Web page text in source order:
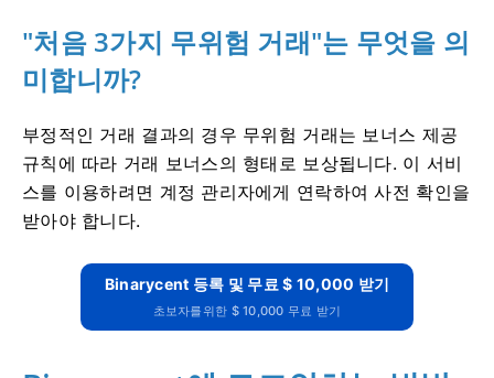
"처음 3가지 무위험 거래"는 무엇을 의
미합니까?
부정적인 거래 결과의 경우 무위험 거래는 보너스 제공
규칙에 따라 거래 보너스의 형태로 보상됩니다. 이 서비
스를 이용하려면 계정 관리자에게 연락하여 사전 확인을
받아야 합니다.
Binarycent 등록 및 무료 $ 10,000 받기
초보자를위한 $ 10,000 무료 받기